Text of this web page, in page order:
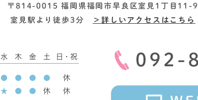
〒814-0015 福岡県福岡市早良区室見1丁目11-9
室見駅より徒歩3分
＞詳しいアクセスはこちら
水 木 金 土 日・祝
● ● ● ●
休
★ ● ● 休 休